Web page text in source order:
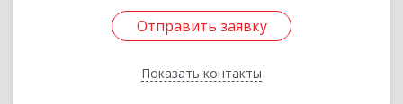
Отправить заявку
Показать контакты
Отправить заявку
Назад